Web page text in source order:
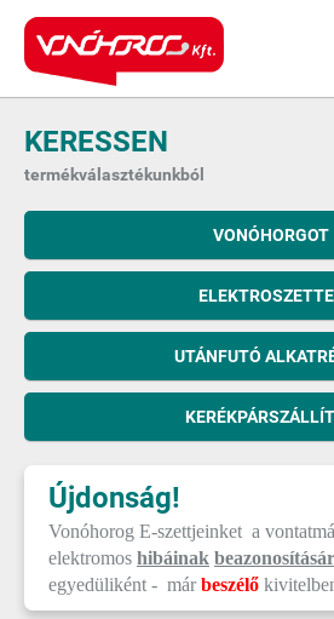
KERESSEN
termékválasztékunkból
VONÓHORGOT
UTÁNFUTÓ
Újdonság!
Vonóhorog E-szettjeinket a
elektromos hibáinak
egyedüliként - márbeszélő